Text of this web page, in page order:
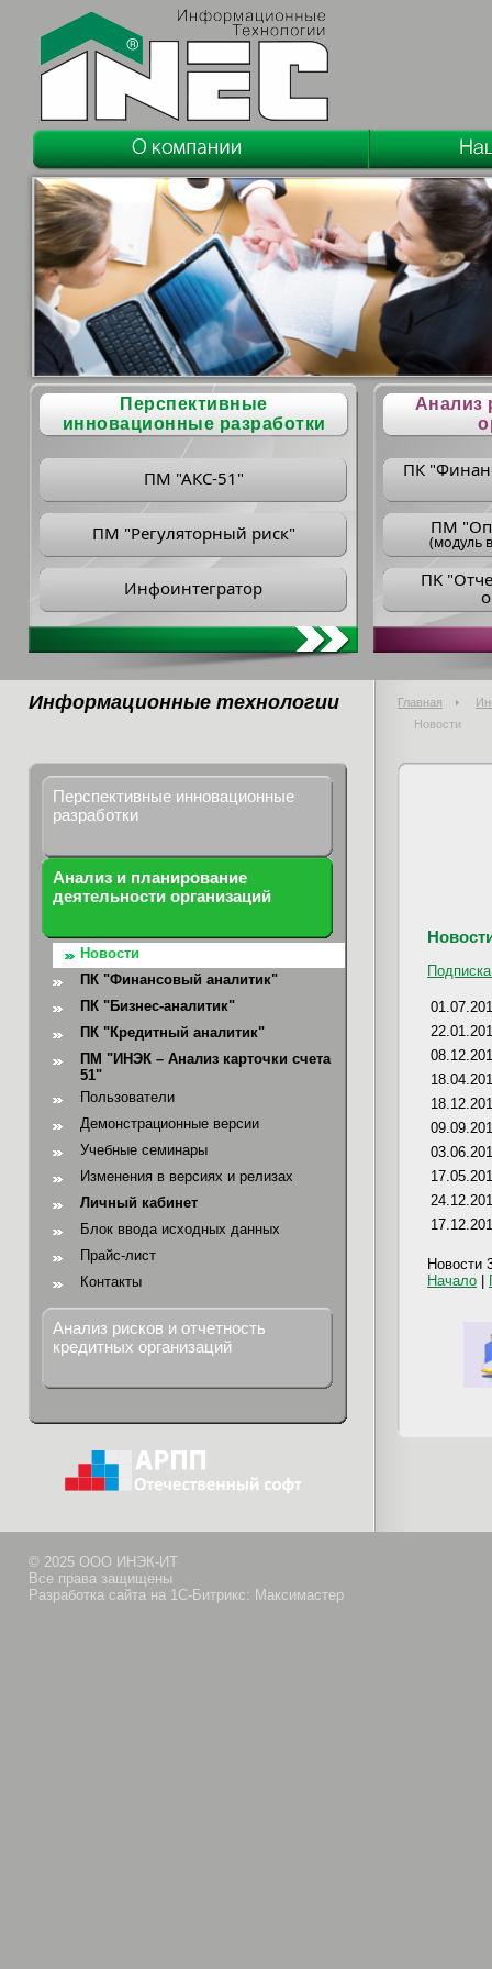
Перспективные
инновационные разработки
ПМ "АКС-51"
ПМ "Регуляторный риск"
Инфоинтегратор
Анализ
ПК
ПM
(модуль
ПK
Информационные технологии Главная
Новости
Перспективные инновационные
разработки
Анализ и планирование
деятельности организаций
Новости
ПК "Финансовый аналитик"
ПК "Бизнес-аналитик"
ПК "Кредитный аналитик"
ПМ "ИНЭК – Анализ карточки счета
51"
Пользователи
Демонстрационные версии
Учебные семинары
Изменения в версиях и релизах
Личный кабинет
Блок ввода исходных данных
Прайс-лист
Контакты
Анализ рисков и отчетность
кредитных организаций
Новости
Начало
© 2025 ООО ИНЭК-ИТ
Все права защищены
Разработка сайта на 1С-Битрикс: Максимастер